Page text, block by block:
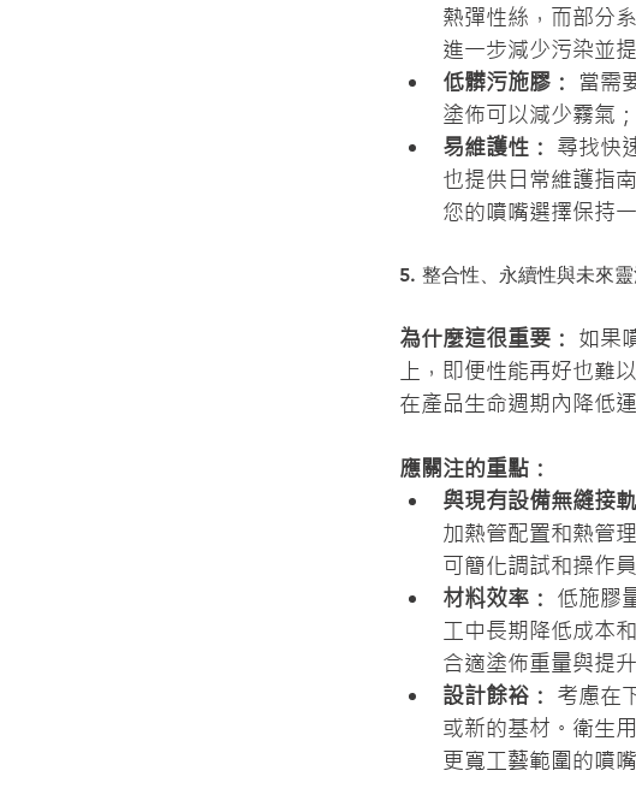
熱彈性絲，而部分
進一步減少污染並
低髒污施膠： 當需
塗佈可以減少霧氣
易維護性： 尋找快
也提供日常維護指
您的噴嘴選擇保持
5. 整合性、永續性與未來
為什麼這很重要： 如果
上，即便性能再好也難
在產品生命週期內降低
應關注的重點：
與現有設備無縫接軌
加熱管配置和熱管
可簡化調試和操作
材料效率： 低施膠
工中長期降低成本
合適塗佈重量與提
設計餘裕： 考慮在
或新的基材。衛生
更寬工藝範圍的噴